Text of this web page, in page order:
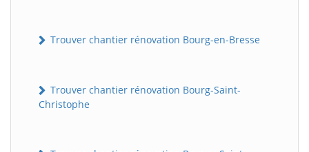
Trouver chantier rénovation Bourg-en-Bresse
Trouver chantier rénovation Bourg-Saint-
Christophe